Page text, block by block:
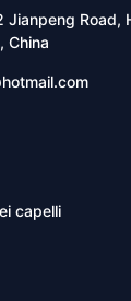
Jianpeng Road,
China
capelli